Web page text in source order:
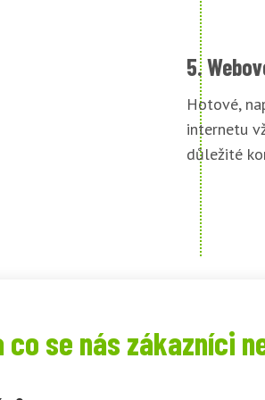
5.
Hotové,
internetu
důležité
co se nás zákazníci